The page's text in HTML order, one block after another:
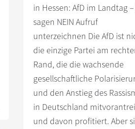
in Hessen: AfD im Landtag
sagen NEIN Aufruf
unterzeichnen Die AfD ist
die einzige Partei am
Rand, die die wachsende
gesellschaftliche
und den Anstieg des
in Deutschland
und davon profitiert. Aber